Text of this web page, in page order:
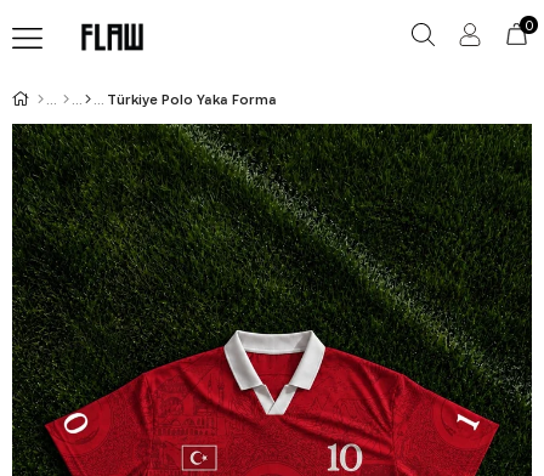
0
Türkiye Polo Yaka Forma